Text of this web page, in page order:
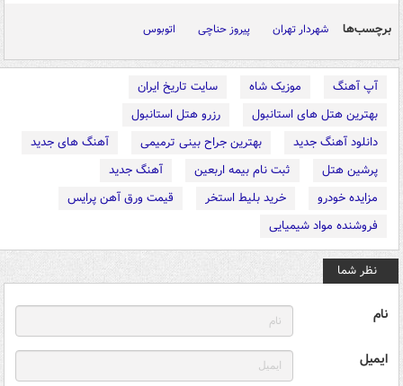
برچسب‌ها شهردار تهران پیروز حناچی اتوبوس
آپ آهنگ موزیک شاه
سایت تاریخ ایران
بهترین هتل های استانبول
رزرو هتل استانبول
دانلود آهنگ جدید
بهترین جراح بینی ترمیمی
آهنگ های جدید
پرشین هتل
ثبت نام بیمه اربعین
آهنگ جدید
مزایده خودرو
خرید بلیط استخر
قیمت ورق آهن پرایس
فروشنده مواد شیمیایی
نظر شما
نام
ایمیل